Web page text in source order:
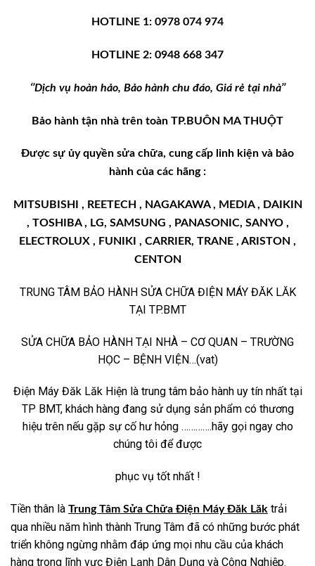
HOTLINE 1: 0978 074 974
HOTLINE 2: 0948 668 347
‘’Dịch vụ hoàn hảo, Bảo hành chu đáo, Giá rẻ tại nhà’’
Bảo hành tận nhà trên toàn TP.BUÔN MA THUỘT
Được sự ủy quyền sửa chữa, cung cấp linh kiện và bảo
hành của các hãng :
MITSUBISHI , REETECH , NAGAKAWA , MEDIA , DAIKIN
, TOSHIBA , LG, SAMSUNG , PANASONIC, SANYO ,
ELECTROLUX , FUNIKI , CARRIER, TRANE , ARISTON ,
CENTON
TRUNG TÂM BẢO HÀNH SỬA CHỮA ĐIỆN MÁY ĐĂK LĂK
TẠI TP.BMT
SỬA CHỮA BẢO HÀNH TẠI NHÀ – CƠ QUAN – TRƯỜNG
HỌC – BỆNH VIỆN…(vat)
Điện Máy Đăk Lăk Hiện là trung tâm bảo hành uy tín nhất tại
TP BMT, khách hàng đang sử dụng sản phẩm có thương
hiệu trên nếu gặp sự cố hư hỏng ………….hãy gọi ngay cho
chúng tôi để được
phục vụ tốt nhất !
Tiền thân là Trung Tâm Sửa Chữa Điện Máy Đăk Lăk trải
qua nhiều năm hình thành Trung Tâm đã có những bước phát
triển không ngừng nhằm đáp ứng mọi nhu cầu của khách
hàng trong lĩnh vực Điện Lạnh Dân Dụng và Công Nghiệp.